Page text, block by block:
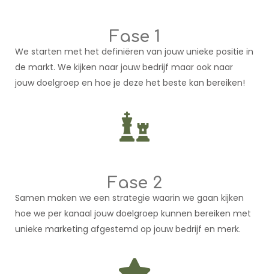
Fase 1
We starten met het definiëren van jouw unieke positie in
de markt. We kijken naar jouw bedrijf maar ook naar
jouw doelgroep en hoe je deze het beste kan bereiken!
Fase 2
Samen maken we een strategie waarin we gaan kijken
hoe we per kanaal jouw doelgroep kunnen bereiken met
unieke marketing afgestemd op jouw bedrijf en merk.